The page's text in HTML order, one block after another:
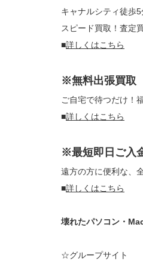
キャナルシティ徒歩
スピード買取！査定
■詳しくはこちら
※無料出張買取
ご自宅で待つだけ！
■詳しくはこちら
※最短即日ご入
遠方の方に便利な、
■詳しくはこちら
壊れたパソコン・
☆グループサイト